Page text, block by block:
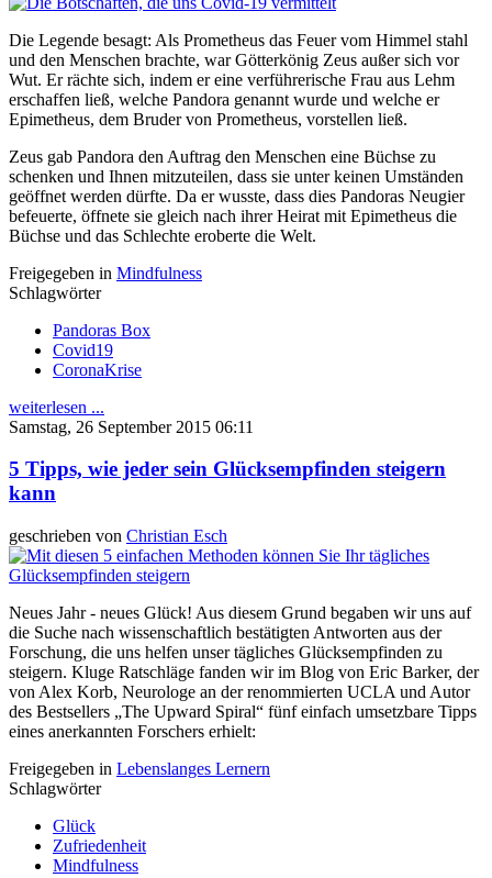
Die Legende besagt: Als Prometheus das Feuer vom Himmel stahl
und den Menschen brachte, war Götterkönig Zeus außer sich vor
Wut. Er rächte sich, indem er eine verführerische Frau aus Lehm
erschaffen ließ, welche Pandora genannt wurde und welche er
Epimetheus, dem Bruder von Prometheus, vorstellen ließ.
Zeus gab Pandora den Auftrag den Menschen eine Büchse zu
schenken und Ihnen mitzuteilen, dass sie unter keinen Umständen
geöffnet werden dürfte. Da er wusste, dass dies Pandoras Neugier
befeuerte, öffnete sie gleich nach ihrer Heirat mit Epimetheus die
Büchse und das Schlechte eroberte die Welt.
Freigegeben in Mindfulness
Schlagwörter
Pandoras Box
Covid19
CoronaKrise
weiterlesen ...
Samstag, 26 September 2015 06:11
5 Tipps, wie jeder sein Glücksempfinden steigern
kann
geschrieben von Christian Esch
Neues Jahr - neues Glück! Aus diesem Grund begaben wir uns auf
die Suche nach wissenschaftlich bestätigten Antworten aus der
Forschung, die uns helfen unser tägliches Glücksempfinden zu
steigern. Kluge Ratschläge fanden wir im Blog von Eric Barker, der
von Alex Korb, Neurologe an der renommierten UCLA und Autor
des Bestsellers „The Upward Spiral“ fünf einfach umsetzbare Tipps
eines anerkannten Forschers erhielt:
Freigegeben in Lebenslanges Lernern
Schlagwörter
Glück
Zufriedenheit
Mindfulness